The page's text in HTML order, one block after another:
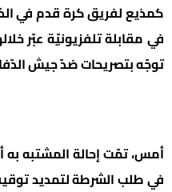
كمذيع لفريق كرة قدم في
في مقابلة تلفزيونيّة عبّر
توجّه بتصريحات ضدّ جيش
أمس، تمّت إحالة المشتبه به
في طلب الشرطة لتمديد